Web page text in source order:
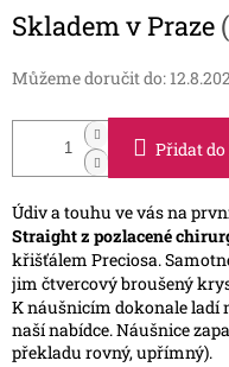
cena:
Skladem v Praze
Můžeme doručit do:
Přidat
Údiv a touhu ve vás na
Straight z pozlacené
křišťálem Preciosa.
jim čtvercový broušený
K náušnicím dokonale ladí
naší nabídce. Náušnice
překladu rovný, upřímný).